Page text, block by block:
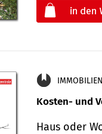
Kosten- und
Haus oder